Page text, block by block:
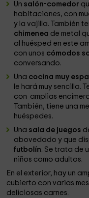
Un salón-comedor
habitaciones, con
y la vajilla. También
chimenea de metal
al huésped en este
con unos cómodos
conversando.
Una cocina muy
le hará muy sencilla.
con amplias
También, tiene una
huéspedes.
Una sala de juegos
abovedado y que
futbolín. Se trata de
niños como adultos.
En el exterior, hay un
cubierto con varias
deliciosas carnes.